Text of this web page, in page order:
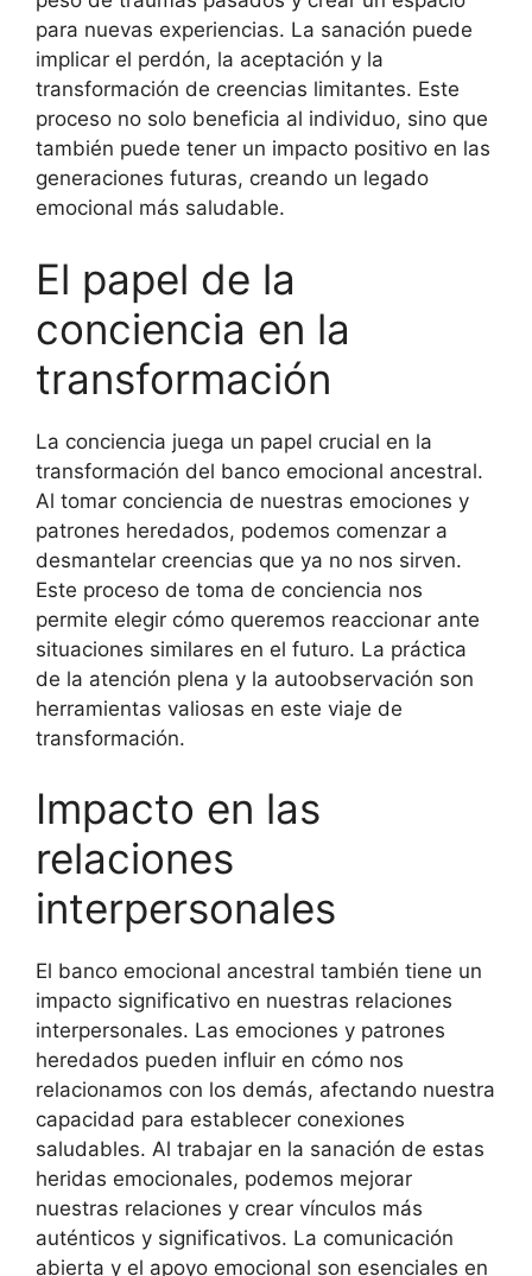
para nuevas experiencias. La sanación puede
implicar el perdón, la aceptación y la
transformación de creencias limitantes. Este
proceso no solo beneficia al individuo, sino que
también puede tener un impacto positivo en las
generaciones futuras, creando un legado
emocional más saludable.
El papel de la
conciencia en la
transformación
La conciencia juega un papel crucial en la
transformación del banco emocional ancestral.
Al tomar conciencia de nuestras emociones y
patrones heredados, podemos comenzar a
desmantelar creencias que ya no nos sirven.
Este proceso de toma de conciencia nos
permite elegir cómo queremos reaccionar ante
situaciones similares en el futuro. La práctica
de la atención plena y la autoobservación son
herramientas valiosas en este viaje de
transformación.
Impacto en las
relaciones
interpersonales
El banco emocional ancestral también tiene un
impacto significativo en nuestras relaciones
interpersonales. Las emociones y patrones
heredados pueden influir en cómo nos
relacionamos con los demás, afectando nuestra
capacidad para establecer conexiones
saludables. Al trabajar en la sanación de estas
heridas emocionales, podemos mejorar
nuestras relaciones y crear vínculos más
auténticos y significativos. La comunicación
abierta y el apoyo emocional son esenciales en